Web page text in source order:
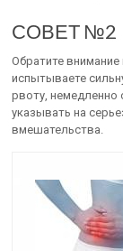
СОВЕТ №2
Обратите
испытываете
рвоту, немедленно
указывать на
вмешательства.